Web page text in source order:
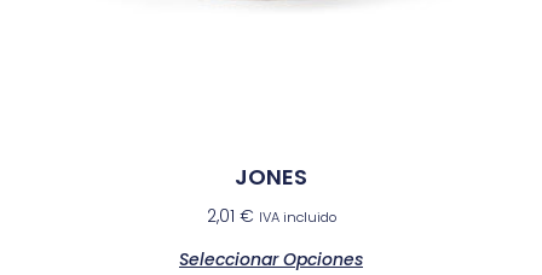
JONES
2,01 € IVA incluido
Seleccionar Opciones